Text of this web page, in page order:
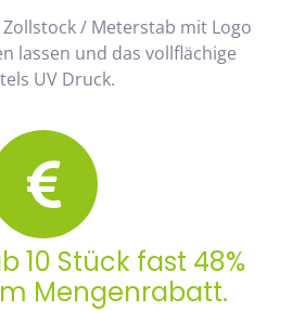
/ Meterstab mit Logo
lassen und das vollflächige
UV Druck.
10 Stück fast 48%
Mengenrabatt.